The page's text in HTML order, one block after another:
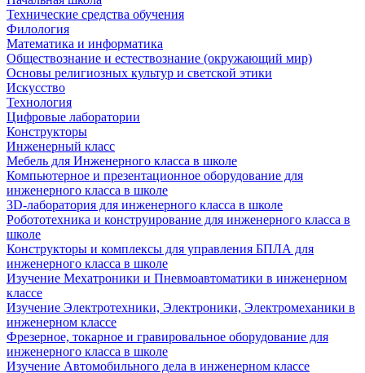
Технические средства обучения
Филология
Математика и информатика
Обществознание и естествознание (окружающий мир)
Основы религиозных культур и светской этики
Искусство
Технология
Цифровые лаборатории
Конструкторы
Инженерный класс
Мебель для Инженерного класса в школе
Компьютерное и презентационное оборудование для
инженерного класса в школе
3D-лаборатория для инженерного класса в школе
Робототехника и конструирование для инженерного класса в
школе
Конструкторы и комплексы для управления БПЛА для
инженерного класса в школе
Изучение Мехатроники и Пневмоавтоматики в инженерном
классе
Изучение Электротехники, Электроники, Электромеханики в
инженерном классе
Фрезерное, токарное и гравировальное оборудование для
инженерного класса в школе
Изучение Автомобильного дела в инженерном классе